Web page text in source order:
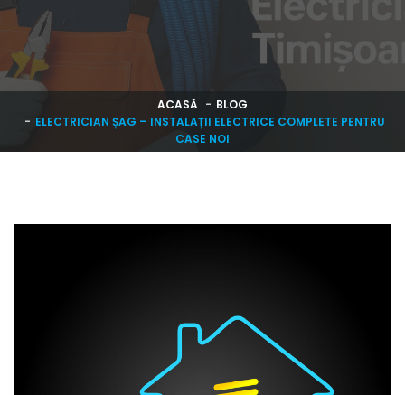
ACASĂ
BLOG
ELECTRICIAN ȘAG – INSTALAȚII ELECTRICE COMPLETE PENTRU
CASE NOI